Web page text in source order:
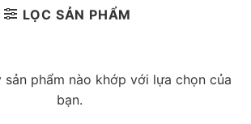
LỌC SẢN PHẨM
sản phẩm nào khớp với lựa chọn của
bạn.